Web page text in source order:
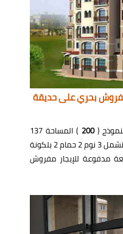
مفروش بحري على حديقة
(
200
) المساحة 137
بحري و شرقي تطل على حديقة تشمل 3 نوم 2 حمام 2 بلكونة
مدفوعة للإيجار مفروش